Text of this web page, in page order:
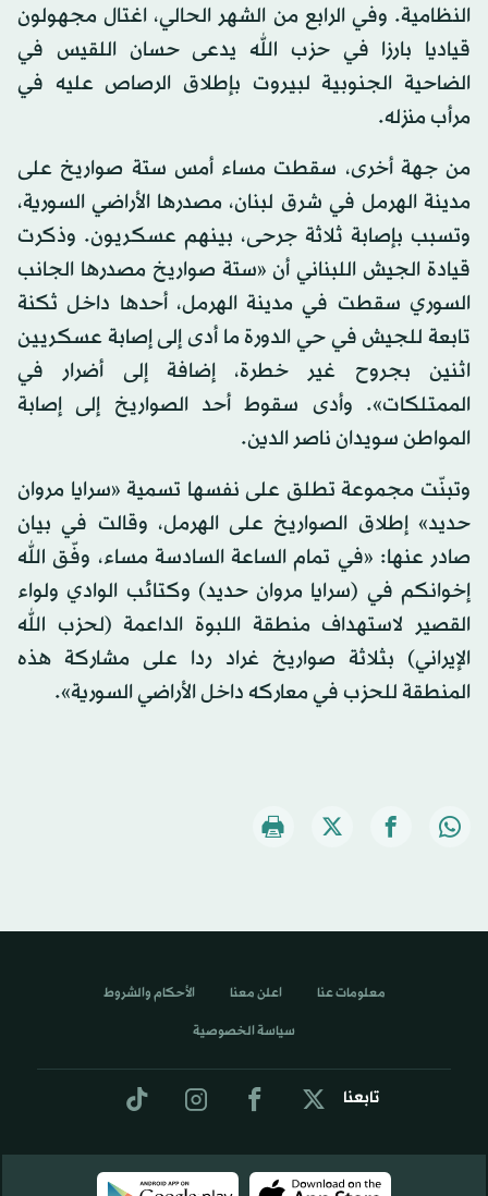
النظامية. وفي الرابع من الشهر الحالي، اغتال مجهولون
قياديا بارزا في حزب الله يدعى حسان اللقيس في
الضاحية الجنوبية لبيروت بإطلاق الرصاص عليه في
مرأب منزله.
من جهة أخرى، سقطت مساء أمس ستة صواريخ على
مدينة الهرمل في شرق لبنان، مصدرها الأراضي السورية،
وتسبب بإصابة ثلاثة جرحى، بينهم عسكريون. وذكرت
قيادة الجيش اللبناني أن «ستة صواريخ مصدرها الجانب
السوري سقطت في مدينة الهرمل، أحدها داخل ثكنة
تابعة للجيش في حي الدورة ما أدى إلى إصابة عسكريين
اثنين بجروح غير خطرة، إضافة إلى أضرار في
الممتلكات». وأدى سقوط أحد الصواريخ إلى إصابة
المواطن سويدان ناصر الدين.
وتبنّت مجموعة تطلق على نفسها تسمية «سرايا مروان
حديد» إطلاق الصواريخ على الهرمل، وقالت في بيان
صادر عنها: «في تمام الساعة السادسة مساء، وفّق الله
إخوانكم في (سرايا مروان حديد) وكتائب الوادي ولواء
القصير لاستهداف منطقة اللبوة الداعمة (لحزب الله
الإيراني) بثلاثة صواريخ غراد ردا على مشاركة هذه
المنطقة للحزب في معاركه داخل الأراضي السورية».
تابعنا
معلومات عنا اعلن معنا الأحكام والشروط
سياسة الخصوصية